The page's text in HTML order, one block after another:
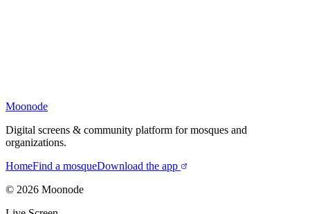
Moonode
Digital screens & community platform for mosques and
organizations.
HomeFind a mosqueDownload the app
© 2026 Moonode